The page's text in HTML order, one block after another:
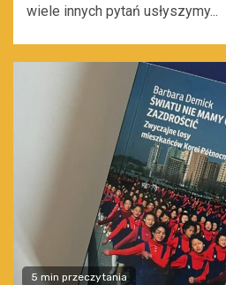
wiele innych pytań usłyszymy...
5 min przeczytania